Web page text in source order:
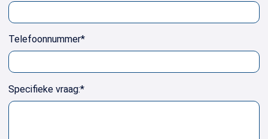
Telefoonnummer*
Specifieke vraag:*